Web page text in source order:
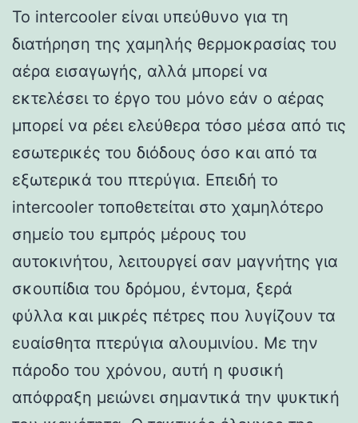
Το intercooler είναι υπεύθυνο για τη
διατήρηση της χαμηλής θερμοκρασίας του
αέρα εισαγωγής, αλλά μπορεί να
εκτελέσει το έργο του μόνο εάν ο αέρας
μπορεί να ρέει ελεύθερα τόσο μέσα από τις
εσωτερικές του διόδους όσο και από τα
εξωτερικά του πτερύγια. Επειδή το
intercooler τοποθετείται στο χαμηλότερο
σημείο του εμπρός μέρους του
αυτοκινήτου, λειτουργεί σαν μαγνήτης για
σκουπίδια του δρόμου, έντομα, ξερά
φύλλα και μικρές πέτρες που λυγίζουν τα
ευαίσθητα πτερύγια αλουμινίου. Με την
πάροδο του χρόνου, αυτή η φυσική
απόφραξη μειώνει σημαντικά την ψυκτική